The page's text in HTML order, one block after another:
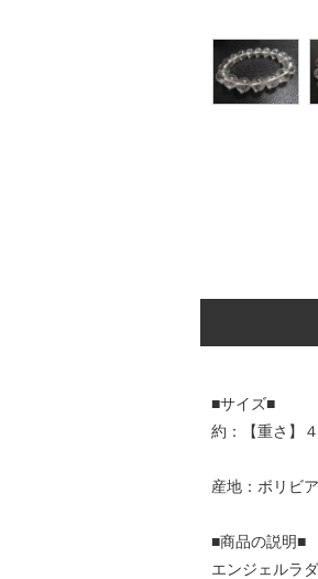
■サイズ■
約：【重さ】
産地：ボリビア
■商品の説明■
エンジェルラ